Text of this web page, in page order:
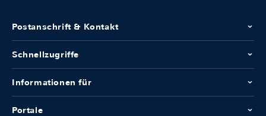
Postanschrift & Kontakt
Schnellzugriffe
Informationen für
Portale